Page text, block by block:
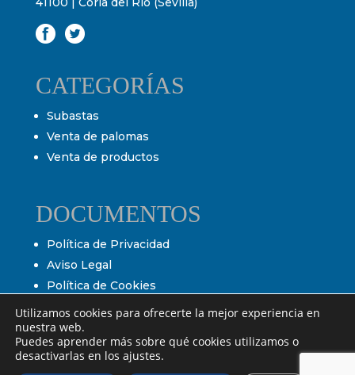
CATEGORÍAS
Subastas
Venta de palomas
Venta de productos
DOCUMENTOS
Política de Privacidad
Aviso Legal
Política de Cookies
Condiciones de venta
Condiciones de subasta
Utilizamos cookies para ofrecerte la mejor experiencia en
nuestra web.
Puedes aprender más sobre qué cookies utilizamos o
desactivarlas en los ajustes.